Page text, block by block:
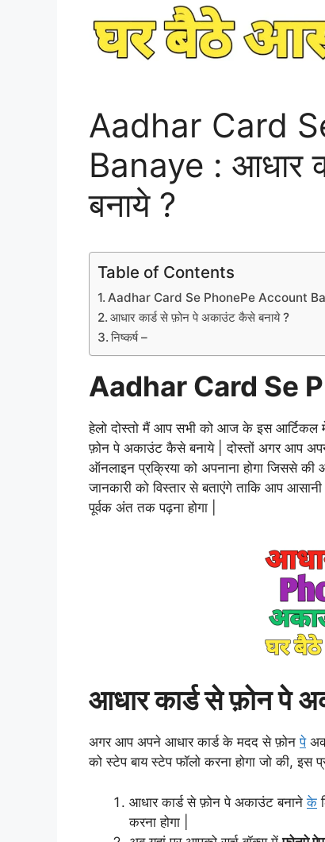
Aadhar Card
Banaye : आधार
बनाये ?
Table of Contents
Aadhar Card Se PhonePe Account
आधार कार्ड से फ़ोन पे अकाउंट कैसे बनाये ?
निष्कर्ष –
Aadhar Card Se
हेलो दोस्तो मैं आप सभी को आज के इस आर्टिकल में
फ़ोन पे अकाउंट कैसे बनाये | दोस्तों अगर आप
ऑनलाइन प्रक्रिया को अपनाना होगा जिससे
जानकारी को विस्तार से बताएंगे ताकि आप
पूर्वक अंत तक पढ़ना होगा |
आधार कार्ड से फ़ोन पे
अगर आप अपने आधार कार्ड के मदद से फ़ोनपे
को स्टेप बाय स्टेप फॉलो करना होगा जो की, इस
आधार कार्ड से फ़ोन पे अकाउंट बनानेके
करना होगा |